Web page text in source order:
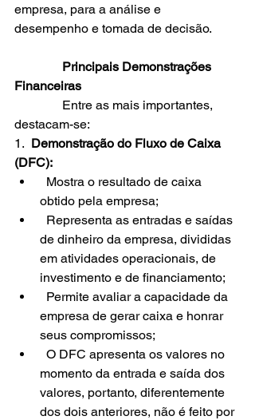
empresa, para a análise e
desempenho e tomada de decisão.
Financeiras
destacam-se:
1. Demonstração do Fluxo de Caixa
(DFC):
Mostra o resultado de caixa
obtido pela empresa;
Representa as entradas e saídas
de dinheiro da empresa, divididas
em atividades operacionais, de
investimento e de financiamento;
Permite avaliar a capacidade da
empresa de gerar caixa e honrar
seus compromissos;
O DFC apresenta os valores no
momento da entrada e saída dos
valores, portanto, diferentemente
dos dois anteriores, não é feito por